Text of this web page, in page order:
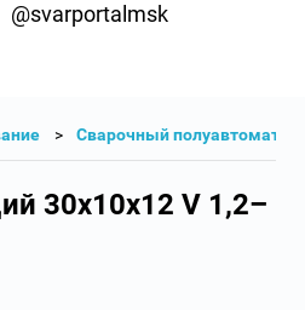
@svarportalmsk
Сварочный полуавтомат
30х10х12 V 1,2–